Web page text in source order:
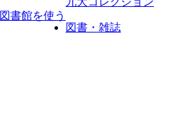
図書館を使う
図書・雑誌